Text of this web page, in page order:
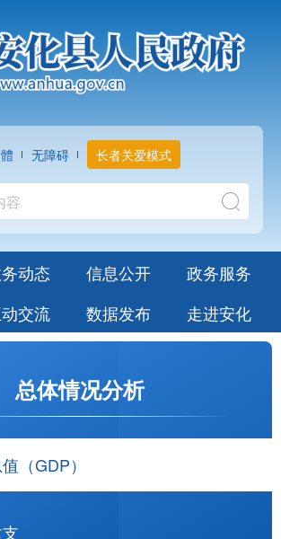
无障碍 长者关爱模式
动态 信息公开
政务服务
交流
数据发布 走进安化
总体情况分析
（GDP）